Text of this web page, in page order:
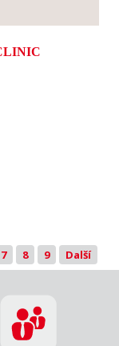
7 8 9 Další